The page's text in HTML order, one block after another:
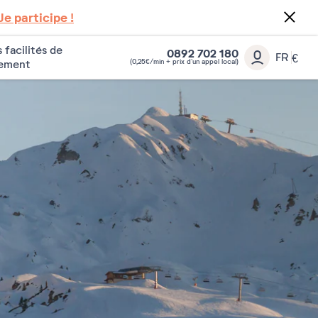
participe !
facilités de
0892 702 180
(0,25€/min + prix d’un appel local) FR €